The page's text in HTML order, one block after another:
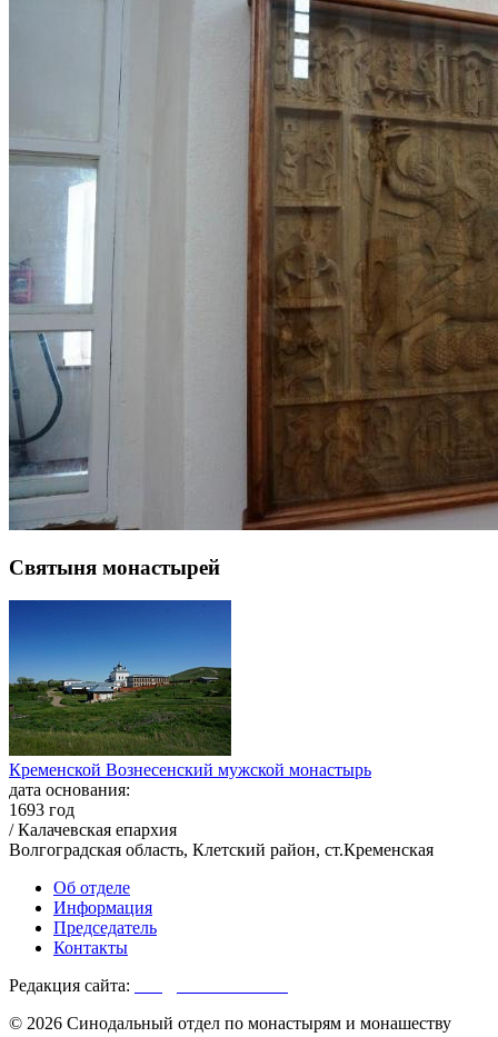
Святыня монастырей
Кременской Вознесенский мужской монастырь
дата основания:
1693 год
/ Калачевская епархия
Волгоградская область, Клетский район, ст.Кременская
Об отделе
Информация
Председатель
Контакты
Редакция сайта:
© 2026 Синодальный отдел по монастырям и монашеству